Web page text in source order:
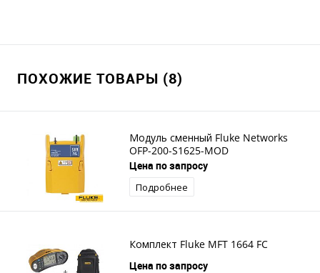
ПОХОЖИЕ ТОВАРЫ (8)
Модуль сменный Fluke Networks
OFP-200-S1625-MOD
Цена по запросу
Подробнее
Комплект Fluke MFT 1664 FC
Цена по запросу